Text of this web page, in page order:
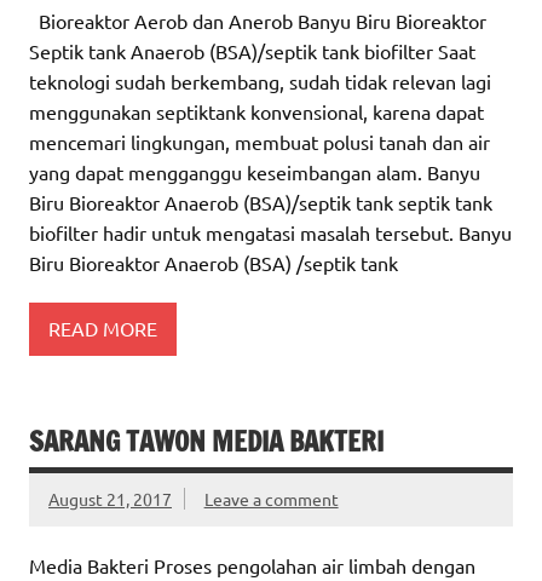
Bioreaktor Aerob dan Anerob Banyu Biru Bioreaktor
Septik tank Anaerob (BSA)/septik tank biofilter Saat
teknologi sudah berkembang, sudah tidak relevan lagi
menggunakan septiktank konvensional, karena dapat
mencemari lingkungan, membuat polusi tanah dan air
yang dapat mengganggu keseimbangan alam. Banyu
Biru Bioreaktor Anaerob (BSA)/septik tank septik tank
biofilter hadir untuk mengatasi masalah tersebut. Banyu
Biru Bioreaktor Anaerob (BSA) /septik tank
READ MORE
SARANG TAWON MEDIA BAKTERI
August 21, 2017 Leave a comment
Media Bakteri Proses pengolahan air limbah dengan